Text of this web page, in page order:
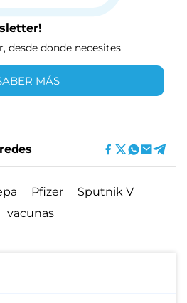
desde donde necesites
MÁS
Pfizer
Sputnik V
vacunas